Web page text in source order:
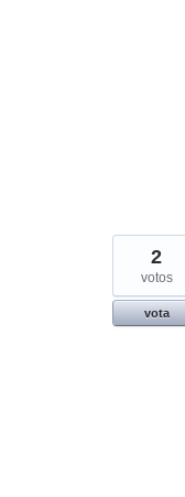
2
votos
vota